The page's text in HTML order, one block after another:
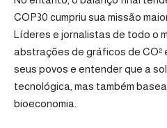
COP30 cumpriu sua missão
Líderes e jornalistas de todo o
abstrações de gráficos de CO²
seus povos e entender que a
tecnológica, mas também
bioeconomia.